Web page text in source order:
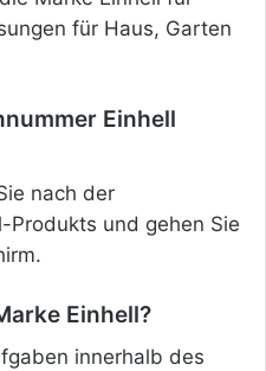
für Haus, Garten
Einhell
nach der
Produkts und gehen Sie
Einhell?
innerhalb des